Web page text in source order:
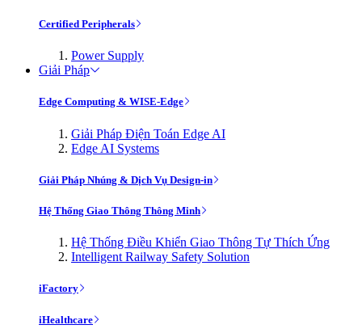
Certified Peripherals
Power Supply
Giải Pháp
Edge Computing & WISE-Edge
Giải Pháp Điện Toán Edge AI
Edge AI Systems
Giải Pháp Nhúng & Dịch Vụ Design-in
Hệ Thống Giao Thông Thông Minh
Hệ Thống Điều Khiển Giao Thông Tự Thích Ứng
Intelligent Railway Safety Solution
iFactory
iHealthcare